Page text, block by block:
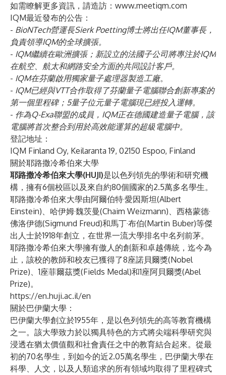
如需瞭解更多資訊，請造訪： www.meetiqm.com
IQM最近發布的公告：
- BioNTech營運長Sierk Poetting博士將出任IQM董事長，
負責領導IQM的全球擴張。
- IQM繼續在歐洲擴張； 新設立的法國子公司將專注於IQM
在航空、航太和網路安全方面的共同設計客戶。
- IQM在芬蘭啟用獨家量子處理器製造工廠。
- IQM已經與VTT合作取得了芬蘭量子電腦聯合創新專案的
第一個里程碑； 5量子位元量子電腦現已經投入運轉。
- 作為Q-Exa聯盟的成員，IQM正在德國建造量子電腦，該
電腦將首次整合到用於高效能運算的超級電腦中。
登記地址：
IQM Finland Oy, Keilaranta 19, 02150 Espoo, Finland
關於耶路撒冷希伯來大學
耶路撒冷希伯來大學(HUJI)是以色列領先的學術和研究機
構，擁有6個校區以及來自約80個國家的2.5萬多名學生。
耶路撒冷希伯來大學由阿爾伯特·愛因斯坦(Albert
Einstein)、哈伊姆·魏茨曼(Chaim Weizmann)、西格蒙德·
佛洛伊德(Sigmund Freud)和馬丁·布伯(Martin Buber)等傑
出人士於1918年創立，在世界一流大學排名中名列前茅。
耶路撒冷希伯來大學擁有傲人的創新和卓越傳統，迄今為
止，該校的教師和校友已獲得了8座諾貝爾獎(Nobel
Prize)、1座菲爾茲獎(Fields Medal)和1座阿貝爾獎(Abel
Prize)。
https://en.huji.ac.il/en
關於巴伊蘭大學：
巴伊蘭大學創立於1955年，是以色列領先的高等教育機構
之一。該大學致力於以獨具特色的方式將尖端科學研究與
浸透在猶太價值觀和社會責任之中的教育結合起來。從最
初的70名學生，到如今的近2.05萬名學生，巴伊蘭大學在
科學、人文，以及人類追求的所有領域均取得了里程碑式